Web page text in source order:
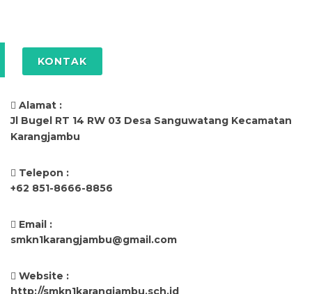
KONTAK
Alamat :
Jl Bugel RT 14 RW 03 Desa Sanguwatang Kecamatan
Karangjambu
Telepon :
+62 851-8666-8856
Email :
smkn1karangjambu@gmail.com
Website :